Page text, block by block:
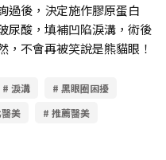
過後，決定施作膠原蛋白
尿酸，填補凹陷淚溝，術後
不會再被笑說是熊貓眼！
# 淚溝
# 黑眼圈困擾
美
# 推薦醫美